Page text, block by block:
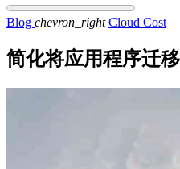
Blog chevron_right Cloud Cost
简化将应用程序迁